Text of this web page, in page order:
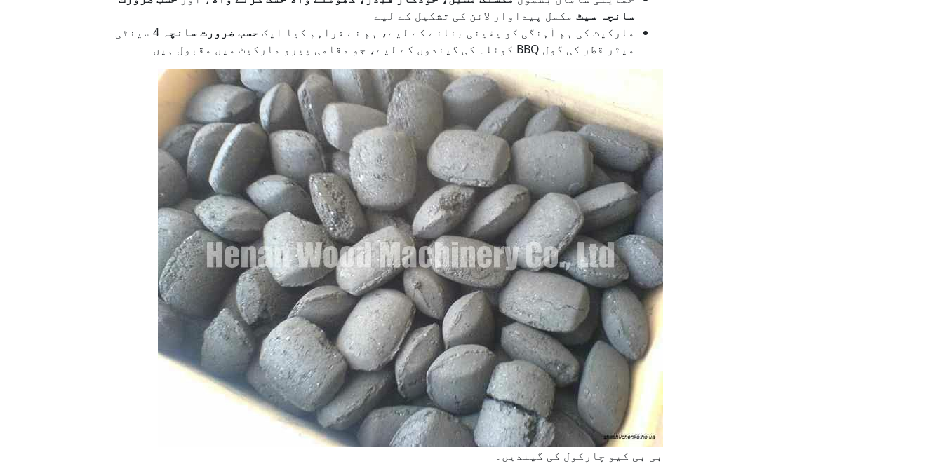
سانچہ سیٹ مکمل پیداوار لائن کی تشکیل کے لیے
مارکیٹ کی ہم آہنگی کو یقینی بنانے کے لیے، ہم نے فراہم کیا ایک حسب ضرورت سانچہ
4 سینٹی
میٹر قطر کی گول BBQ کوئلہ کی گیندوں کے لیے، جو مقامی پیرو مارکیٹ میں مقبول ہیں
بی بی کیو چارکول کی گیندیں۔